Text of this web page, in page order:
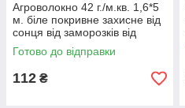
Агроволокно 42 г./м.кв. 1,6*5
м. біле покривне захисне від
сонця від заморозків від
птахів від комах фасоване
Готово до відправки
112 ₴